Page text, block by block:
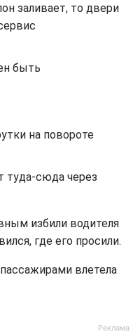
заливает, то двери
быть
на повороте
туда-сюда через
избили водителя
где его просили.
влетела